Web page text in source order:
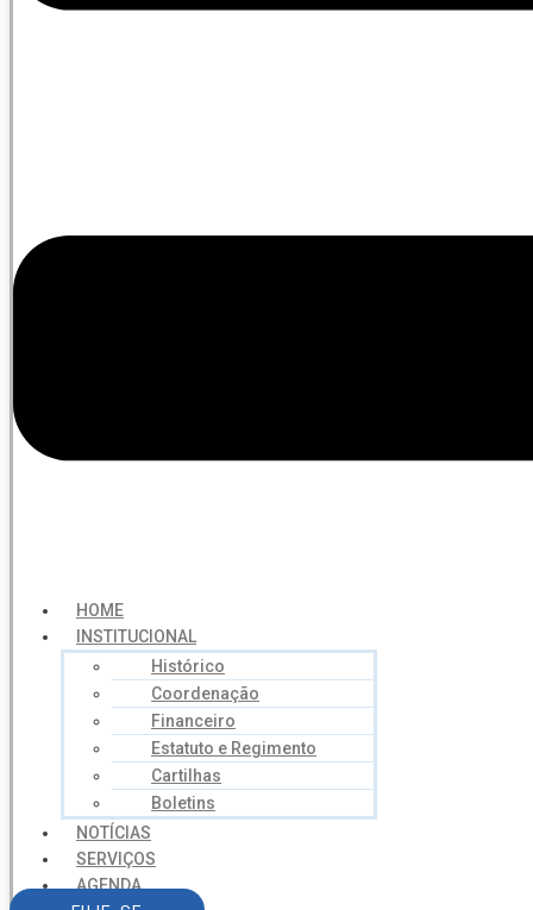
HOME
INSTITUCIONAL
Histórico
Coordenação
Financeiro
Estatuto e Regimento
Cartilhas
Boletins
NOTÍCIAS
SERVIÇOS
AGENDA